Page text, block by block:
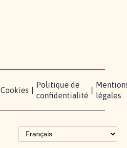
Cookies
Politique de
confidentialité
légales